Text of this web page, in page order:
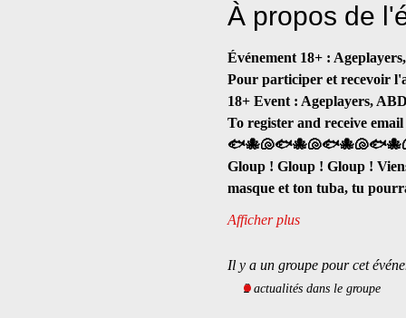
À propos de
Événement 18+ :
Pour participer et recevoir
18+ Event : Ageplayers,
To register and receive
Gloup ! Gloup ! Gloup !
masque et ton tuba, tu
Afficher plus
Il y a un groupe pour cet
2 actualités dans le groupe